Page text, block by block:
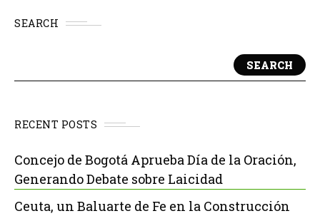
SEARCH
SEARCH
RECENT POSTS
Concejo de Bogotá Aprueba Día de la Oración,
Generando Debate sobre Laicidad
Ceuta, un Baluarte de Fe en la Construcción